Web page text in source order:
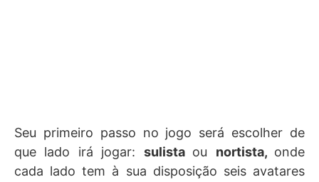
Seu primeiro passo no jogo será escolher de
que lado irá jogar: sulista ou nortista, onde
cada lado tem à sua disposição seis avatares